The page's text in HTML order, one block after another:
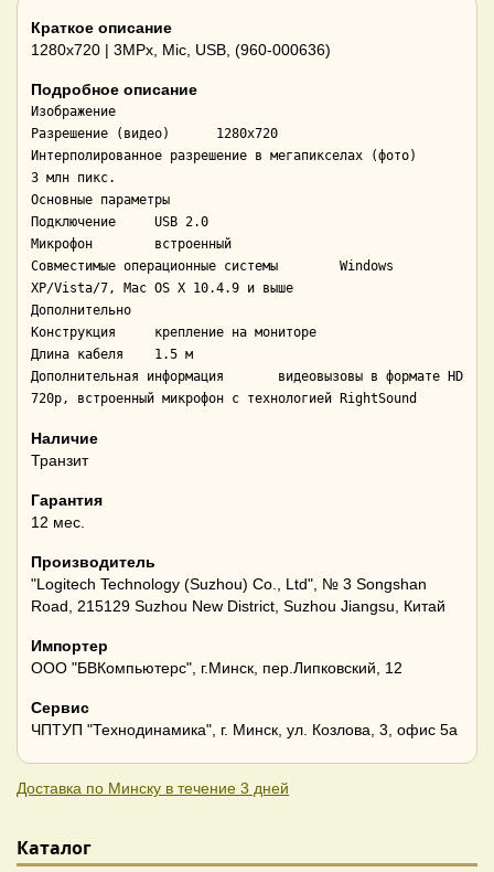
Краткое описание
1280x720 | 3MPx, Mic, USB, (960-000636)
Подробное описание
Изображение
Разрешение (видео)	1280x720
Интерполированное разрешение в мегапикселах (фото)
3 млн пикс.
Основные параметры
Подключение	USB 2.0
Микрофон	встроенный
Совместимые операционные системы	Windows
XP/Vista/7, Mac OS X 10.4.9 и выше
Дополнительно
Конструкция	крепление на мониторе
Длина кабеля	1.5 м
Дополнительная информация	видеовызовы в формате HD
720p, встроенный микрофон с технологией RightSound
Наличие
Транзит
Гарантия
12 мес.
Производитель
"Logitech Technology (Suzhou) Co., Ltd", № 3 Songshan
Road, 215129 Suzhou New District, Suzhou Jiangsu, Китай
Импортер
ООО "БВКомпьютерс", г.Минск, пер.Липковский, 12
Сервис
ЧПТУП "Технодинамика", г. Минск, ул. Козлова, 3, офис 5а
Доставка по Минску в течение 3 дней
Каталог